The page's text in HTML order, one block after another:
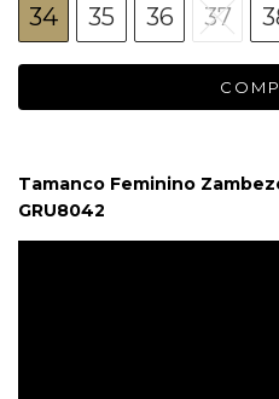
34 35 36 37
Tamanco Feminino
GRU8042